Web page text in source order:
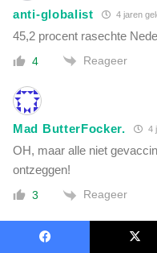
anti-globalist 4 jaren
45,2 procent rasechte
4 Reageer
Mad ButterFocker. 4
OH, maar alle niet
ontzeggen!
3 Reageer